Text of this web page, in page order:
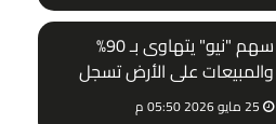
سهم "نيو" يتهاوى بـ 90%
والمبيعات على الأرض تسجل
أرقاماً غير مسبوقة
25 مايو 2026 05:50 م